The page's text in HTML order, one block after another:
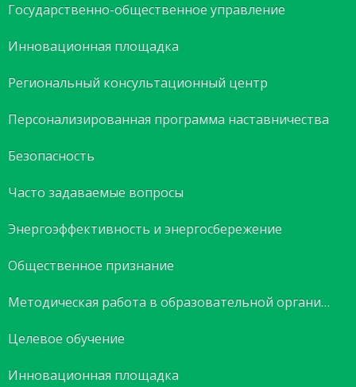
Государственно-общественное управление
Инновационная площадка
Региональный консультационный центр
Персонализированная программа наставничества
Безопасность
Часто задаваемые вопросы
Энергоэффективность и энергосбережение
Общественное признание
Методическая работа в образовательной организации
Целевое обучение
Инновационная площадка